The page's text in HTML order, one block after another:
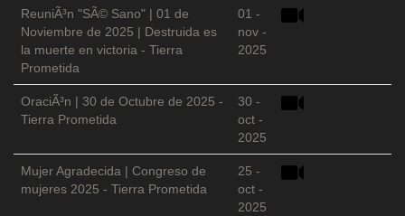
ReuniÃ³n "SÃ© Sano" | 01 de
Noviembre de 2025 | Destruida es
la muerte en victoria - Tierra
Prometida
01 -
nov -
2025
OraciÃ³n | 30 de Octubre de 2025 -
Tierra Prometida
30 -
oct -
2025
Mujer Agradecida | Congreso de
mujeres 2025 - Tierra Prometida
25 -
oct -
2025